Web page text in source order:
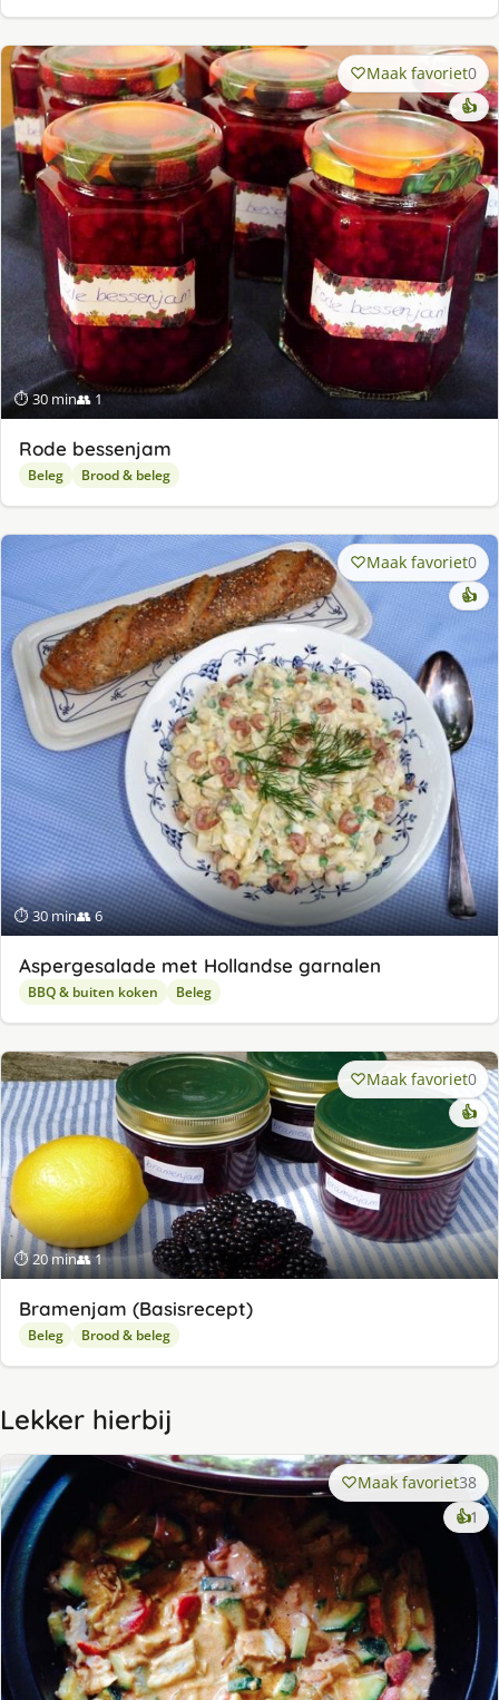
⏱ 30 min👥 1
Maak favoriet0
👍
Rode bessenjam
Beleg Brood & beleg
⏱ 30 min👥 6
Maak favoriet0
👍
Aspergesalade met Hollandse garnalen
BBQ & buiten koken Beleg
⏱ 20 min👥 1
Maak favoriet0
👍
Bramenjam (Basisrecept)
Beleg Brood & beleg
Lekker hierbij
Maak favoriet38
👍1